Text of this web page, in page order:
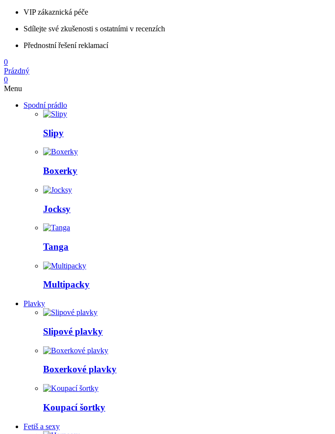
VIP zákaznická péče
Sdílejte své zkušenosti s ostatními v recenzích
Přednostní řešení reklamací
0
Prázdný
0
Menu
Spodní prádlo
Slipy
Boxerky
Jocksy
Tanga
Multipacky
Plavky
Slipové plavky
Boxerkové plavky
Koupací šortky
Fetiš a sexy